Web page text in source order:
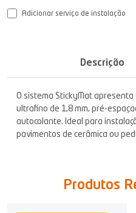
Adicionar serviço de instalação
Descrição
O sistema StickyMat apresenta
ultrafino de 1,8 mm, pré-
autocolante. Ideal para
pavimentos de cerâmica ou
Produtos